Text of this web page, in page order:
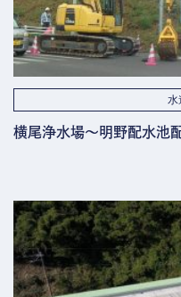
水
横尾浄水場～明野配水池